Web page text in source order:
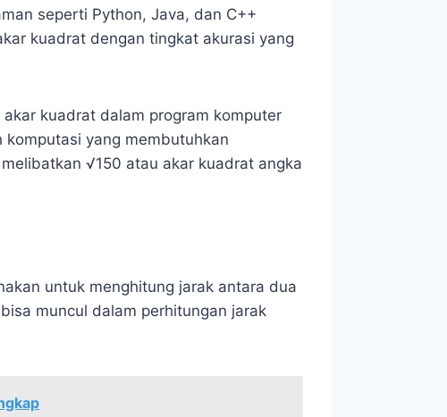
seperti Python, Java, dan C++
kuadrat dengan tingkat akurasi yang
kuadrat dalam program komputer
yang membutuhkan
√150 atau akar kuadrat angka
untuk menghitung jarak antara dua
muncul dalam perhitungan jarak